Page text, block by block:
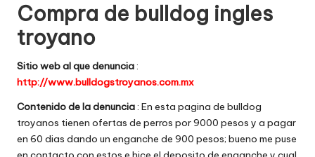
w
e
b
s
Compra de bulldog ingles
troyano
Sitio web al que denuncia:
http://www.bulldogstroyanos.com.mx
Contenido de la denuncia: En esta pagina de bulldog
troyanos tienen ofertas de perros por 9000 pesos y a pagar
en 60 dias dando un enganche de 900 pesos; bueno me puse